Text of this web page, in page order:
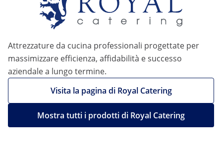
Attrezzature da cucina professionali progettate per
massimizzare efficienza, affidabilità e successo
aziendale a lungo termine.
Visita la pagina di Royal Catering
Mostra tutti i prodotti di Royal Catering